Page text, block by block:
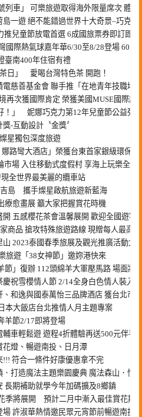
列車」 可樂旅遊取得海外限量席次 體驗
島一遊 絕不能錯過世界十大奇景–巧克力
推兒童節放電首選 6成國旅票券即訂即
國際熱氣球嘉年華6/30至8/28登場 60天
臺南400年住宿有禮
日」 愛喝台灣特色茶 開跑！
慈善基金會 聯手推「在地青年技職培
再次獲國際肯定 榮獲美國MUSE國際設
！」 妮娜巧克力第12年兒童節公益列
-互動設計〝金獎〞
星獨包深度旅遊
路彎大酒店」榮獲台東首家銀級環保標
市場 入住移動式度假村 享海上玩樂全新
全世界最美麗的纜車站
島 攜手燦星啟航旅遊新藍海
療愈畫展 籲大家把握賞花時機
開 五感櫻花茶會溫馨展開 歡迎全國遊客
商品 搶攻特殊旅遊路線 現贈每人最高
2023泰國春季旅展及觀光推廣活動大
旅遊「38女神節」邀妳港快來
節」復辦 112頭綿羊大軍壓馬路 場面壯
慶祝雪櫻情人節 2/14全身白色情人裝入
、和逸與國泰萬怡三品牌酒店 獲台北市
本大飯店台北推情人月主題專案
羊節2/17即將登場
輔車輕鬆遊 遊程4折體驗再送500元伴手
燈、暢遊南投、日月潭
符合一條件好康優惠拿不完
打造魔法主題樂園慶典 魔法森山．情
長期補助就學今年加碼擴及8鄉鎮
季將展開 預計二月中漸入最佳賞花期
許淑華熱情邀民眾元宵節前暢遊南投